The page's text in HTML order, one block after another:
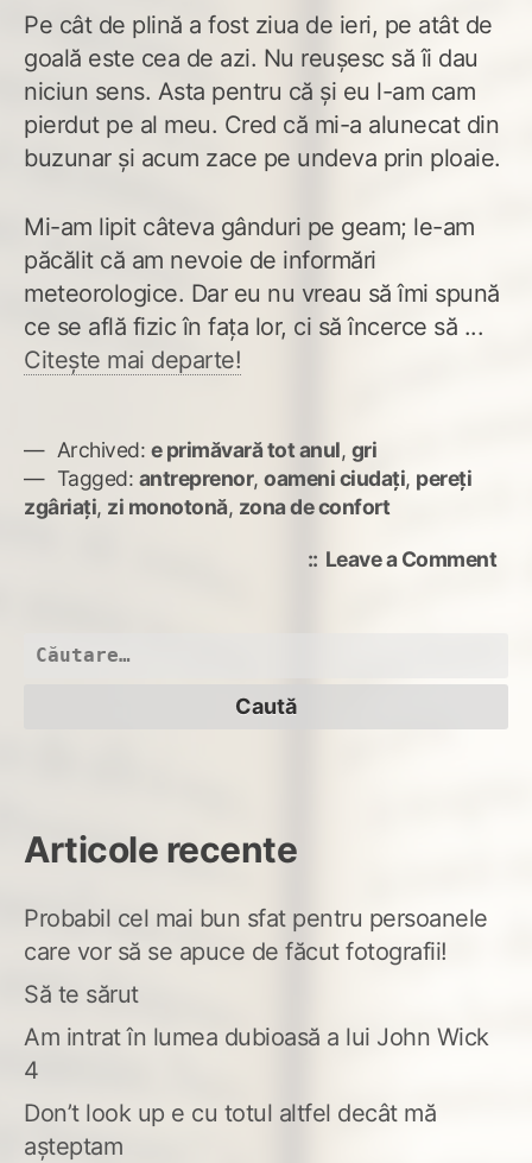
Pe cât de plină a fost ziua de ieri, pe atât de
goală este cea de azi. Nu reușesc să îi dau
niciun sens. Asta pentru că și eu l-am cam
pierdut pe al meu. Cred că mi-a alunecat din
buzunar și acum zace pe undeva prin ploaie.
Mi-am lipit câteva gânduri pe geam; le-am
păcălit că am nevoie de informări
meteorologice. Dar eu nu vreau să îmi spună
ce se află fizic în fața lor, ci să încerce să ...
Citește mai departe!
Archived: e primăvară tot anul, gri
Tagged: antreprenor, oameni ciudați, pereți
zgâriați, zi monotonă, zona de confort
Leave a Commenton
Caută
Articole recente
Probabil cel mai bun sfat pentru persoanele
care vor să se apuce de făcut fotografii!
Să te sărut
Am intrat în lumea dubioasă a lui John Wick
4
Don’t look up e cu totul altfel decât mă
așteptam